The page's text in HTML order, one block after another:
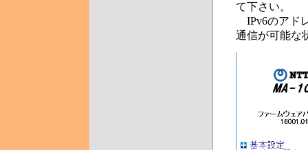
て下さい。
IPv6のアド
通信が可能な